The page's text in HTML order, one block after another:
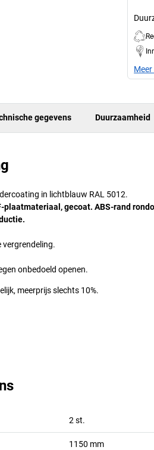
gegevens Duurzaamheid
in lichtblauw RAL 5012.
plaatmateriaal, gecoat. ABS-rand
vergrendeling.
onbedoeld openen.
meerprijs slechts 10%.
2 st.
1150 mm